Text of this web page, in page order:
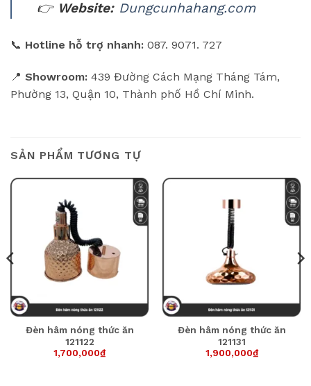
👉 Website: Dungcunhahang.com
📞 Hotline hỗ trợ nhanh: 087. 9071. 727
📍 Showroom: 439 Đường Cách Mạng Tháng Tám,
Phường 13, Quận 10, Thành phố Hồ Chí Minh.
SẢN PHẨM TƯƠNG TỰ
Đèn hâm nóng thức ăn
121122
1,700,000₫
Đèn hâm nóng thức ăn
121131
1,900,000₫